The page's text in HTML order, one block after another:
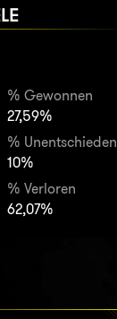
% Gewonnen
27,59%
% Unentschieden
10%
% Verloren
62,07%